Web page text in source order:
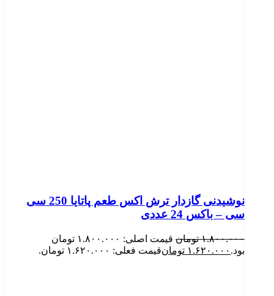
نوشیدنی گازدار ترش اکس طعم پاتایا 250 سی
سی – باکس 24 عددی
۱.۸۰۰.۰۰۰ تومان
قیمت اصلی: ۱.۸۰۰.۰۰۰ تومان
بود. ۱.۶۲۰.۰۰۰ تومانقیمت فعلی: ۱.۶۲۰.۰۰۰ تومان.